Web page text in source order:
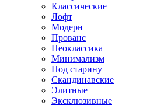
Классические
Лофт
Модерн
Прованс
Неоклассика
Минимализм
Под старину
Скандинавские
Элитные
Эксклюзивные